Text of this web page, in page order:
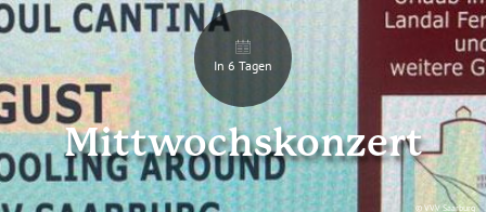
© VVV Saarburg
In 6 Tagen
Mittwochskonzert